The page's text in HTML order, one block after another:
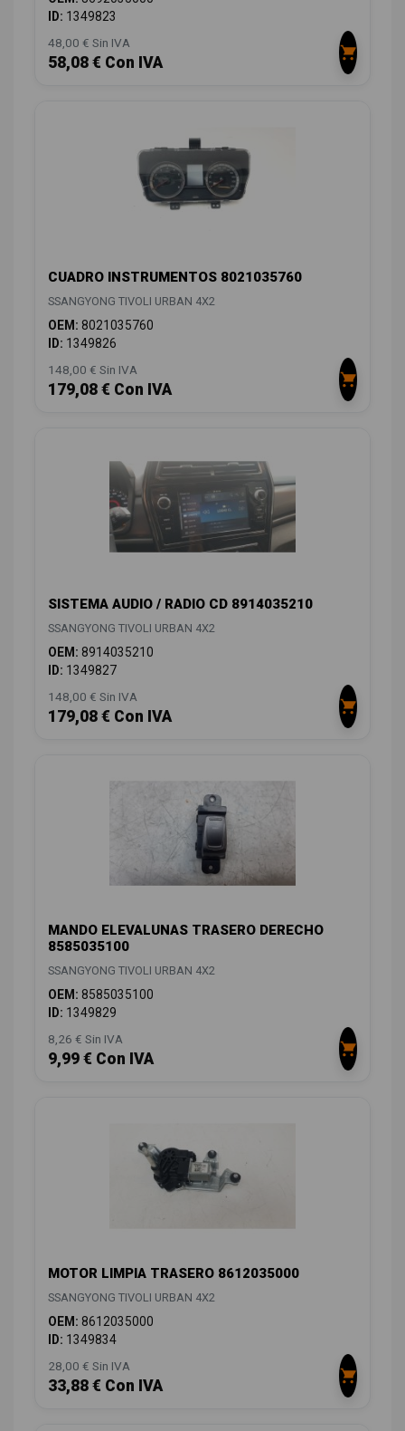
ID: 1349823
48,00 € Sin IVA
58,08 € Con IVA
CUADRO INSTRUMENTOS 8021035760
SSANGYONG TIVOLI URBAN 4X2
OEM: 8021035760
ID: 1349826
148,00 € Sin IVA
179,08 € Con IVA
SISTEMA AUDIO / RADIO CD 8914035210
SSANGYONG TIVOLI URBAN 4X2
OEM: 8914035210
ID: 1349827
148,00 € Sin IVA
179,08 € Con IVA
MANDO ELEVALUNAS TRASERO DERECHO
8585035100
SSANGYONG TIVOLI URBAN 4X2
OEM: 8585035100
ID: 1349829
8,26 € Sin IVA
9,99 € Con IVA
MOTOR LIMPIA TRASERO 8612035000
SSANGYONG TIVOLI URBAN 4X2
OEM: 8612035000
ID: 1349834
28,00 € Sin IVA
33,88 € Con IVA